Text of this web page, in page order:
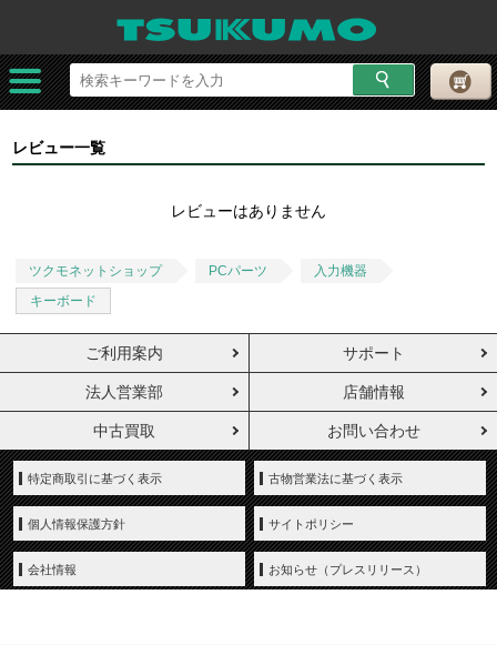
レビュー一覧
レビューはありません
ツクモネットショップ PCパーツ
入力機器
キーボード
ご利用案内 サポート
法人営業部 店舗情報
中古買取 お問い合わせ
特定商取引に基づく表示 古物営業法に基づく表示
個人情報保護方針 サイトポリシー
会社情報 お知らせ（プレスリリース）